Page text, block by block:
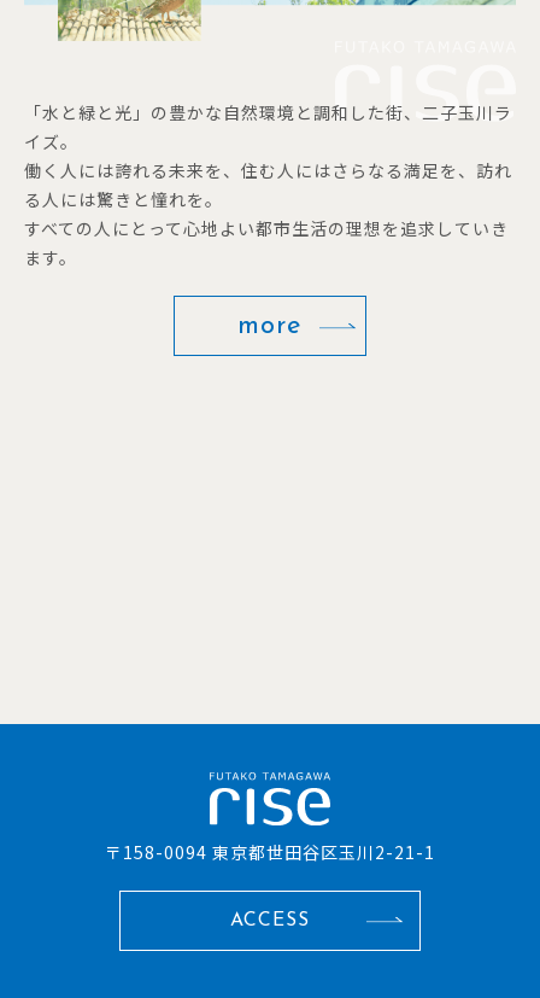
「水と緑と光」の豊かな自然環境と調和した街、二子玉川ラ
イズ。
働く人には誇れる未来を、住む人にはさらなる満足を、訪れ
る人には驚きと憧れを。
すべての人にとって心地よい都市生活の理想を追求していき
ます。
more
〒158-0094 東京都世田谷区玉川2-21-1
ACCESS